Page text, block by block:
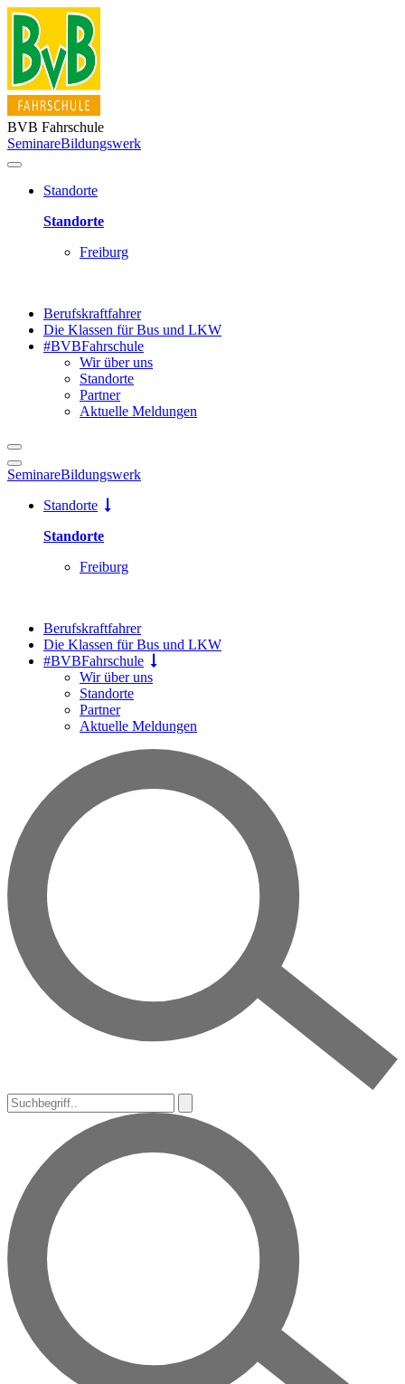
BVB Fahrschule
SeminareBildungswerk
Standorte
Standorte
Freiburg
Berufskraftfahrer
Die Klassen für Bus und LKW
#BVBFahrschule
Wir über uns
Standorte
Partner
Aktuelle Meldungen
SeminareBildungswerk
Standorte
Standorte
Freiburg
Berufskraftfahrer
Die Klassen für Bus und LKW
#BVBFahrschule
Wir über uns
Standorte
Partner
Aktuelle Meldungen